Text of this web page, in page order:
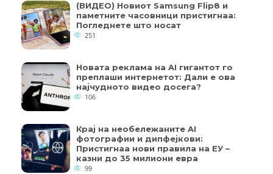
(ВИДЕО) Новиот Samsung Flip8 и
паметните часовници пристигнаа:
Погледнете што носат
251
Новата реклама на AI гигантот го
преплаши интернетот: Дали е ова
најчудното видео досега?
106
Крај на необележаните AI
фотографии и дипфејкови:
Пристигнаа нови правила на ЕУ –
казни до 35 милиони евра
99